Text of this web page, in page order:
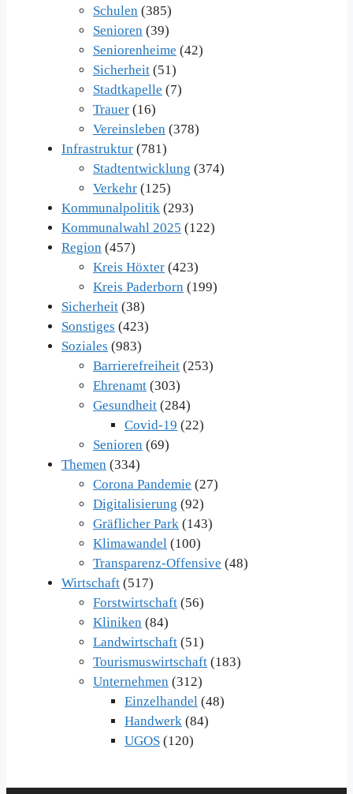
Schulen (385)
Senioren (39)
Seniorenheime (42)
Sicherheit (51)
Stadtkapelle (7)
Trauer (16)
Vereinsleben (378)
Infrastruktur (781)
Stadtentwicklung (374)
Verkehr (125)
Kommunalpolitik (293)
Kommunalwahl 2025 (122)
Region (457)
Kreis Höxter (423)
Kreis Paderborn (199)
Sicherheit (38)
Sonstiges (423)
Soziales (983)
Barrierefreiheit (253)
Ehrenamt (303)
Gesundheit (284)
Covid-19 (22)
Senioren (69)
Themen (334)
Corona Pandemie (27)
Digitalisierung (92)
Gräflicher Park (143)
Klimawandel (100)
Transparenz-Offensive (48)
Wirtschaft (517)
Forstwirtschaft (56)
Kliniken (84)
Landwirtschaft (51)
Tourismuswirtschaft (183)
Unternehmen (312)
Einzelhandel (48)
Handwerk (84)
UGOS (120)